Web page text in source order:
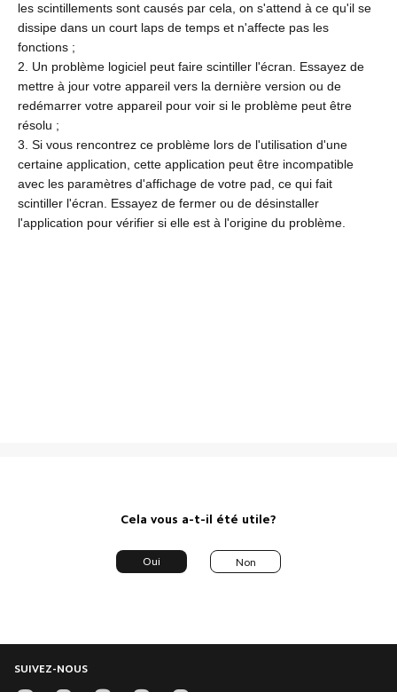
les scintillements sont causés par cela, on s'attend à ce qu'il se
dissipe dans un court laps de temps et n'affecte pas les
fonctions ;
2. Un problème logiciel peut faire scintiller l'écran. Essayez de
mettre à jour votre appareil vers la dernière version ou de
redémarrer votre appareil pour voir si le problème peut être
résolu ;
3. Si vous rencontrez ce problème lors de l'utilisation d'une
certaine application, cette application peut être incompatible
avec les paramètres d'affichage de votre pad, ce qui fait
scintiller l'écran. Essayez de fermer ou de désinstaller
l'application pour vérifier si elle est à l'origine du problème.
Cela vous a-t-il été utile?
Oui Non
SUIVEZ-NOUS